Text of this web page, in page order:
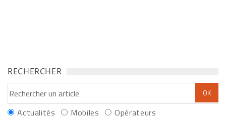
RECHERCHER
Actualités Mobiles Opérateurs